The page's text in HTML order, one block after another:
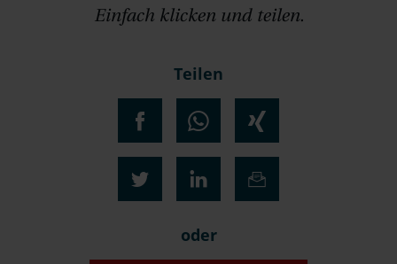
Einfach klicken und teilen.
Teilen
oder